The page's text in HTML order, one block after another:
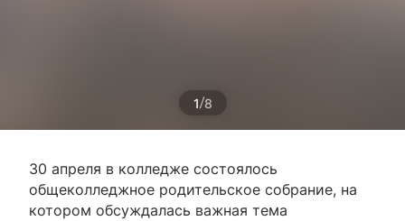
1/8
30 апреля в колледже состоялось
общеколледжное родительское собрание, на
котором обсуждалась важная тема